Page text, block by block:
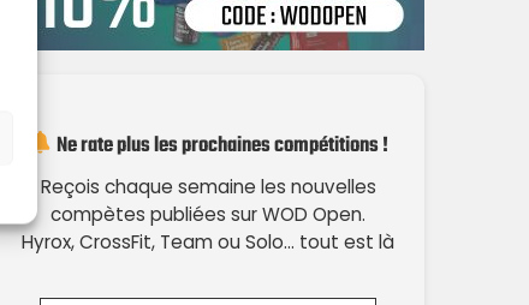
Ne rate plus les prochaines compétitions !
Reçois chaque semaine les nouvelles
compètes publiées sur WOD Open.
Hyrox, CrossFit, Team ou Solo… tout est là